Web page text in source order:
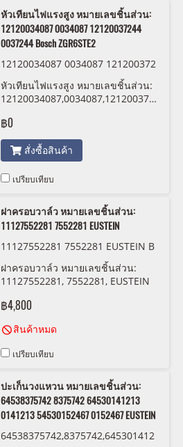
หัวเทียนไฟแรงสูง หมายเลขชิ้นส่วน:
12120034087 0034087 12120037244
0037244 Bosch ZGR6STE2
12120034087 0034087 121200372
44 0037244 Bosch ZGR6STE2
หัวเทียนไฟแรงสูง หมายเลขชิ้นส่วน:
฿0
สั่งซื้อสินค้า
เปรียบเทียบ
ฝาครอบวาล์ว หมายเลขชิ้นส่วน:
11127552281 7552281 EUSTEIN
11127552281 7552281 EUSTEIN B
ฝาครอบวาล์ว หมายเลขชิ้นส่วน:
11127552281, 7552281, EUSTEIN
฿4,800
สินค้าหมด
เปรียบเทียบ
ปะเก็นวงแหวน หมายเลขชิ้นส่วน:
64538375742 8375742 64530141213
0141213 54530152467 0152467 EUSTEIN
64538375742,8375742,645301412